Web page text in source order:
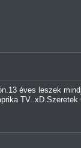
éves leszek